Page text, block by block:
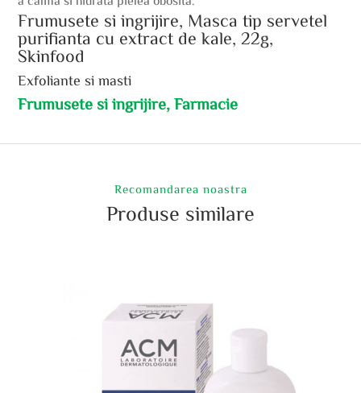
Frumusete si ingrijire, Masca tip servetel
purifianta cu extract de kale, 22g,
Skinfood
Exfoliante si masti
Frumusete si ingrijire, Farmacie
Recomandarea noastra
Produse similare